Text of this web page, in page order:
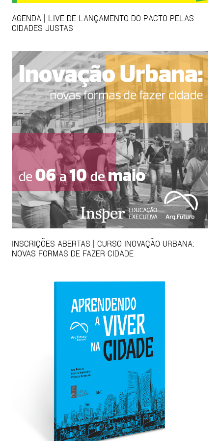
AGENDA | LIVE DE LANÇAMENTO DO PACTO PELAS
CIDADES JUSTAS
INSCRIÇÕES ABERTAS | CURSO INOVAÇÃO URBANA:
NOVAS FORMAS DE FAZER CIDADE